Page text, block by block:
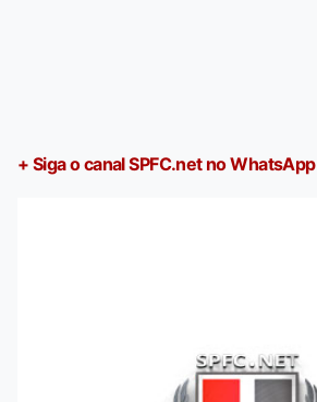
+ Siga o canal SPFC.net no WhatsApp